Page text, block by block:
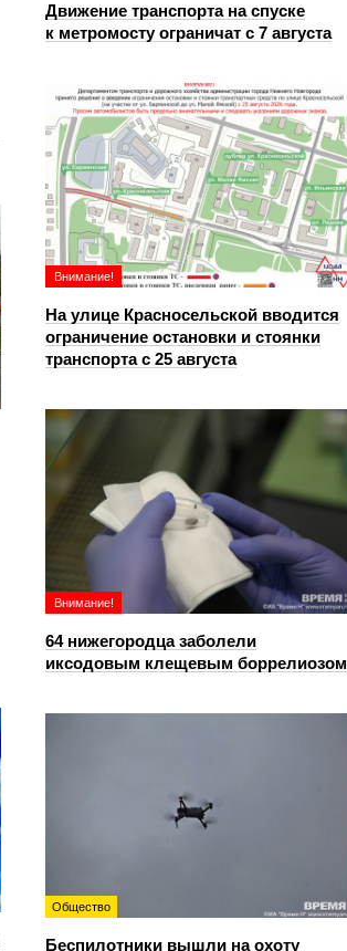
Движение транспорта на спуске
к метромосту ограничат с 7 августа
Внимание!
На улице Красносельской вводится
ограничение остановки и стоянки
транспорта с 25 августа
Внимание!
64 нижегородца заболели
иксодовым клещевым боррелиозом
Общество
Беспилотники вышли на охоту